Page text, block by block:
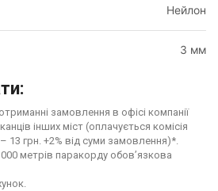
Нейлон
3 мм
замовлення в офісі компанії
інших міст (оплачується комісія
13 грн. +2% від суми замовлення)*.
метрів паракорду обов’язкова